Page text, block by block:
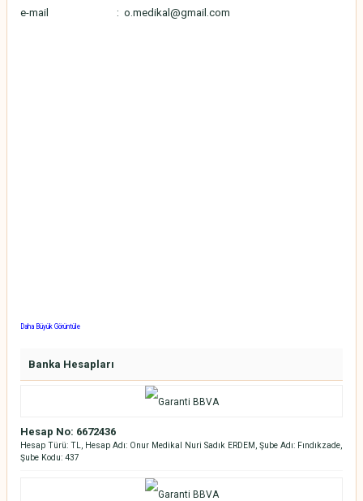
e-mail : o.medikal@gmail.com
Daha Büyük Görüntüle
Banka Hesapları
Hesap No: 6672436
Hesap Türü: TL, Hesap Adı: Onur Medikal Nuri Sadık ERDEM, Şube Adı: Fındıkzade,
Şube Kodu: 437